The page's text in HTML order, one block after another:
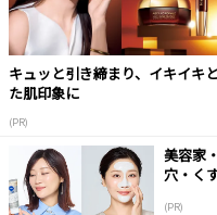
キュッと引き締まり、イキイキ
た肌印象に
(PR)
美容家
穴・く
(PR)